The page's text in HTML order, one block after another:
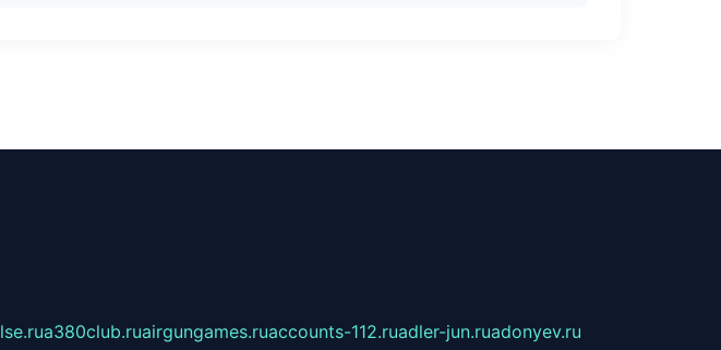
a380club.ruairgungames.ruaccounts-112.ruadler-jun.ruadonyev.ru